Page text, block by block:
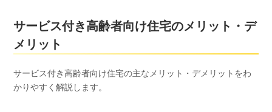
サービス付き高齢者向け住宅のメリット・デ
メリット
サービス付き高齢者向け住宅の主なメリット・デメリットをわ
かりやすく解説します。